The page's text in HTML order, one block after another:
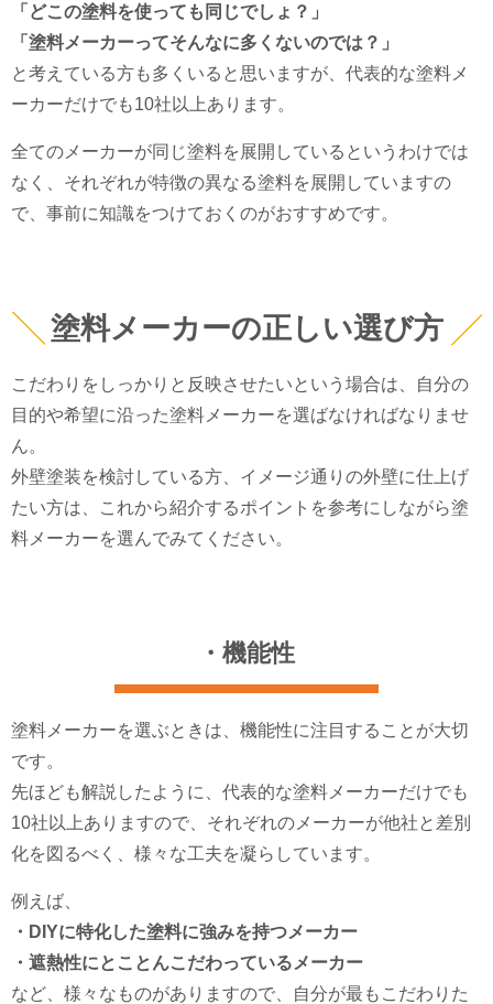
「どこの塗料を使っても同じでしょ？」
「塗料メーカーってそんなに多くないのでは？」
と考えている方も多くいると思いますが、代表的な塗料メ
ーカーだけでも10社以上あります。
全てのメーカーが同じ塗料を展開しているというわけでは
なく、それぞれが特徴の異なる塗料を展開していますの
で、事前に知識をつけておくのがおすすめです。
塗料メーカーの正しい選び方
こだわりをしっかりと反映させたいという場合は、自分の
目的や希望に沿った塗料メーカーを選ばなければなりませ
ん。
外壁塗装を検討している方、イメージ通りの外壁に仕上げ
たい方は、これから紹介するポイントを参考にしながら塗
料メーカーを選んでみてください。
・機能性
塗料メーカーを選ぶときは、機能性に注目することが大切
です。
先ほども解説したように、代表的な塗料メーカーだけでも
10社以上ありますので、それぞれのメーカーが他社と差別
化を図るべく、様々な工夫を凝らしています。
例えば、
・DIYに特化した塗料に強みを持つメーカー
・遮熱性にとことんこだわっているメーカー
など、様々なものがありますので、自分が最もこだわりた